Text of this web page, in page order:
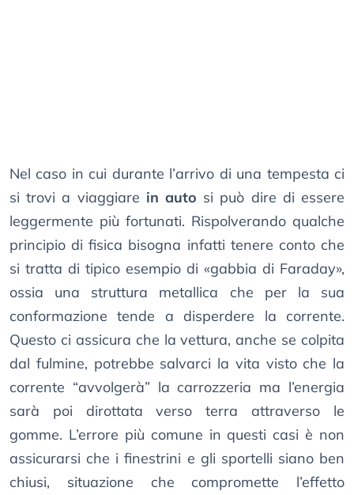
Nel caso in cui durante l’arrivo di una tempesta ci
si trovi a viaggiare in auto si può dire di essere
leggermente più fortunati. Rispolverando qualche
principio di fisica bisogna infatti tenere conto che
si tratta di tipico esempio di «gabbia di Faraday»,
ossia una struttura metallica che per la sua
conformazione tende a disperdere la corrente.
Questo ci assicura che la vettura, anche se colpita
dal fulmine, potrebbe salvarci la vita visto che la
corrente “avvolgerà” la carrozzeria ma l’energia
sarà poi dirottata verso terra attraverso le
gomme. L’errore più comune in questi casi è non
assicurarsi che i finestrini e gli sportelli siano ben
chiusi, situazione che compromette l’effetto